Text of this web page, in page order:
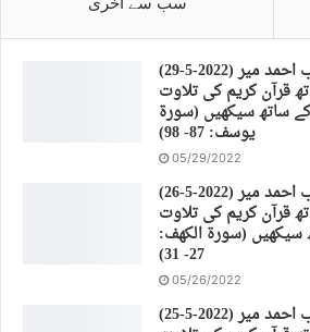
(29-5-2022) آئیے ! روزانہ قاری صہیب احمد میر
قرآن کریم کی تلاوت
ساتھ سیکھیں (سورة
يوسف: 87- 98)
05/29/2022
(26-5-2022) آئیے ! روزانہ قاری صہیب احمد میر
قرآن کریم کی تلاوت
(سورة الكهف:
27- 31)
05/26/2022
(25-5-2022) آئیے ! روزانہ قاری صهیب احمد میر